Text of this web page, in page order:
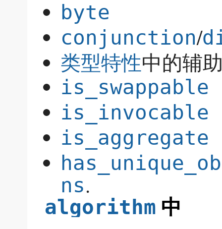
byte
conjunction/
类型特性中的辅
is_swappable
is_invocable
is_aggregate
ns.
algorithm 中